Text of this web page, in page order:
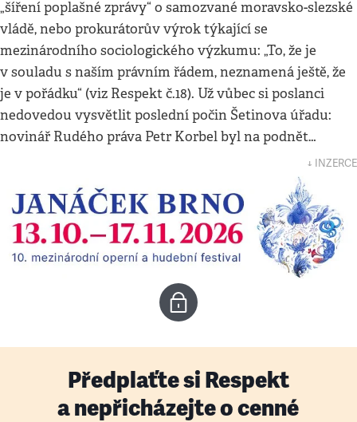
„šíření poplašné zprávy“ o samozvané moravsko-slezské
vládě, nebo prokurátorův výrok týkající se
mezinárodního sociologického výzkumu: „To, že je
v souladu s naším právním řádem, neznamená ještě, že
je v pořádku“ (viz Respekt č.18). Už vůbec si poslanci
nedovedou vysvětlit poslední počin Šetinova úřadu:
novinář Rudého práva Petr Korbel byl na podnět…
↓ INZERCE
Předplaťte si Respekt
a nepřicházejte o cenné